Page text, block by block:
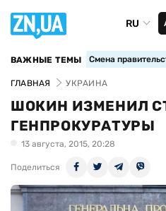
RU
ВАЖНЫЕ ТЕМЫ Смена
ГЛАВНАЯ УКРАИНА
ШОКИН ИЗМЕНИЛ
ГЕНПРОКУРАТУРЫ
13 августа, 2015, 20:28
Поделиться